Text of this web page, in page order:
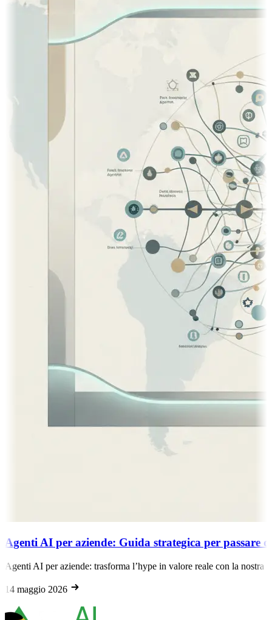
Agenti AI per aziende: Guida strategica per passare
Agenti AI per aziende: trasforma l’hype in valore reale con la nostra
14 maggio 2026